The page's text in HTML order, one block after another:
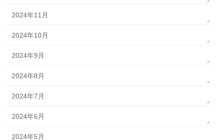
2024年11月
2024年10月
2024年9月
2024年8月
2024年7月
2024年6月
2024年5月